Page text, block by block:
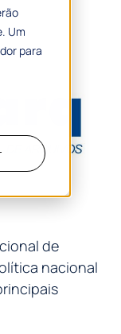
Um
para
de
nacional